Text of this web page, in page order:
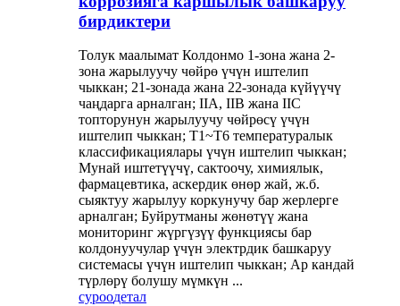
бирдиктери
Толук маалымат Колдонмо 1-зона жана 2-
зона жарылуучу чөйрө үчүн иштелип
чыккан; 21-зонада жана 22-зонада күйүүчү
чаңдарга арналган; IIA, IIB жана IIC
топторунун жарылуучу чөйрөсү үчүн
иштелип чыккан; T1~T6 температуралык
классификациялары үчүн иштелип чыккан;
Мунай иштетүүчү, сактоочу, химиялык,
фармацевтика, аскердик өнөр жай, ж.б.
сыяктуу жарылуу коркунучу бар жерлерге
арналган; Буйрутманы жөнөтүү жана
мониторинг жүргүзүү функциясы бар
колдонуучулар үчүн электрдик башкаруу
системасы үчүн иштелип чыккан; Ар кандай
түрлөрү болушу мүмкүн ...
суроодетал